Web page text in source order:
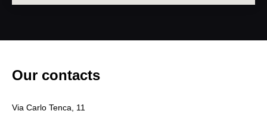
Our contacts
Via Carlo Tenca, 11